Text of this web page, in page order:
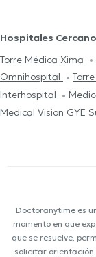
Hospitales
Torre Médica Xima
Omnihospital
Interhospital
Medical Vision GYE
Doctoranytime es
momento en que
que se resuelve,
solicitar